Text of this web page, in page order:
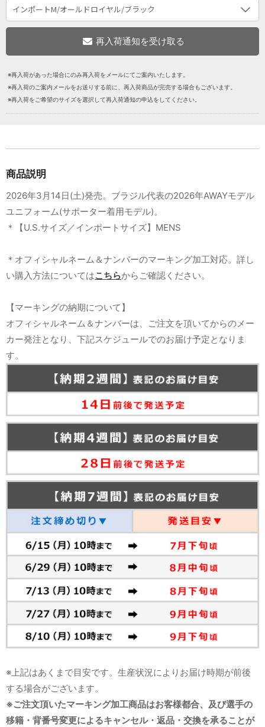
※再入荷があった場合にのみ再入荷をメールにてご案内いたします。
※再入荷のご案内メールをお送りする前に、再入荷商品が完売する場合もございます。
※再入荷をご希望のサイズを選択して再入荷通知の申込をしてください。
商品説明
2026年3月14日(土)発売。ブラジル代表の2026年AWAYモデル
ユニフォーム(サポーター着用モデル)。
＊【U.S.サイズ／インポートサイズ】MENS
＊オフィシャルネーム＆ナンバーのマーキング加工対応。詳し
い購入方法についてはこちらからご確認ください。
【マーキングの納期について】
オフィシャルネーム＆ナンバーは、ご注文を頂いてからのメー
カー発注となり、下記スケジュールでのお届け予定となりま
す。
※上記はあくまで目安です。生産状況によりお届け時期が前後
する場合がございます。
※ご注文頂いたマーキング加工商品はお客様都合、及び選手の
移籍・背番号変更によるキャンセル・返品・交換を承ることが